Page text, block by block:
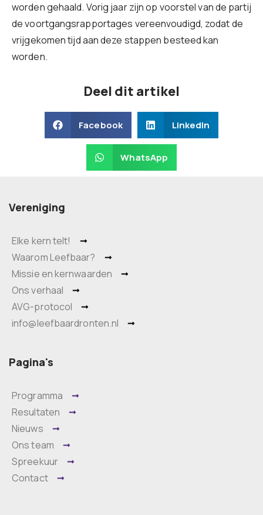
worden gehaald. Vorig jaar zijn op voorstel van de partij
de voortgangsrapportages vereenvoudigd, zodat de
vrijgekomen tijd aan deze stappen besteed kan
worden.
Deel dit artikel
Facebook LinkedIn
WhatsApp
Vereniging
Elke kern telt!
Waarom Leefbaar?
Missie en kernwaarden
Ons verhaal
AVG-protocol
info@leefbaardronten.nl
Pagina's
Programma
Resultaten
Nieuws
Ons team
Spreekuur
Contact